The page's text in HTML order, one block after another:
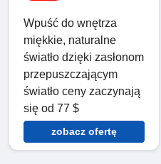
Wpuść do wnętrza
miękkie, naturalne
światło dzięki zasłonom
przepuszczającym
światło ceny zaczynają
się od 77 $
zobacz ofertę